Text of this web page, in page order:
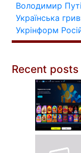
Володимир
Українська
Укрінформ
Recent posts